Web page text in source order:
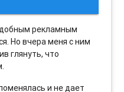
рекламным
Но вчера меня с ним
глянуть, что
и не дает